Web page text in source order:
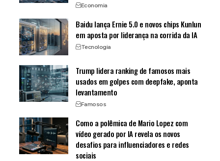
Economia
Baidu lança Ernie 5.0 e novos chips Kunlun
em aposta por liderança na corrida da IA
Tecnologia
Trump lidera ranking de famosos mais
usados em golpes com deepfake, aponta
levantamento
Famosos
Como a polêmica de Mario Lopez com
vídeo gerado por IA revela os novos
desafios para influenciadores e redes
sociais